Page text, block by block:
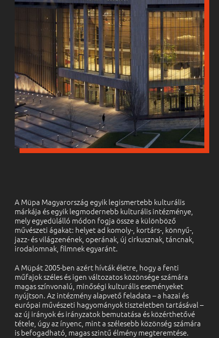
A Müpa Magyarország egyik legismertebb kulturális
márkája és egyik legmodernebb kulturális intézménye,
mely egyedülálló módon fogja össze a különböző
művészeti ágakat: helyet ad komoly-, kortárs-, könnyű-,
jazz- és világzenének, operának, új cirkusznak, táncnak,
irodalomnak, filmnek egyaránt.
A Müpát 2005-ben azért hívták életre, hogy a fenti
műfajok széles és igen változatos közönsége számára
magas színvonalú, minőségi kulturális eseményeket
nyújtson. Az intézmény alapvető feladata – a hazai és
európai művészeti hagyományok tiszteletben tartásával –
az új irányok és irányzatok bemutatása és közérthetővé
tétele, úgy az ínyenc, mint a szélesebb közönség számára
is befogadható, magas szintű élmény megteremtése.